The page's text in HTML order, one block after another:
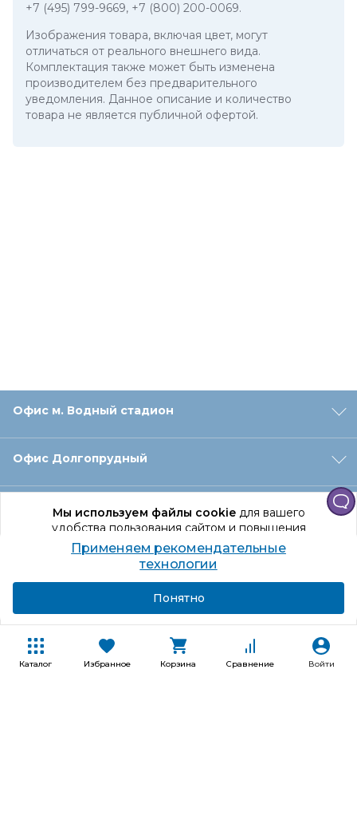
Каталог Избранное Корзина Сравнение Войти
Мы используем файлы cookieдля вашего
удобства пользования сайтом и повышения
качества рекомендаций.
Продолжая использование сайта, вы даете
согласие на обработку персональных данных
+7 (495) 799-9669, +7 (800) 200-0069.
Изображения товара, включая цвет, могут
отличаться от реального внешнего вида.
Комплектация также может быть изменена
производителем без предварительного
уведомления. Данное описание и количество
товара не является публичной офертой.
Офис м. Водный стадион
Офис Долгопрудный
Офис Санкт‑Петербург
Оформление заказа
Покупателям
Применяем рекомендательные
технологии
Понятно